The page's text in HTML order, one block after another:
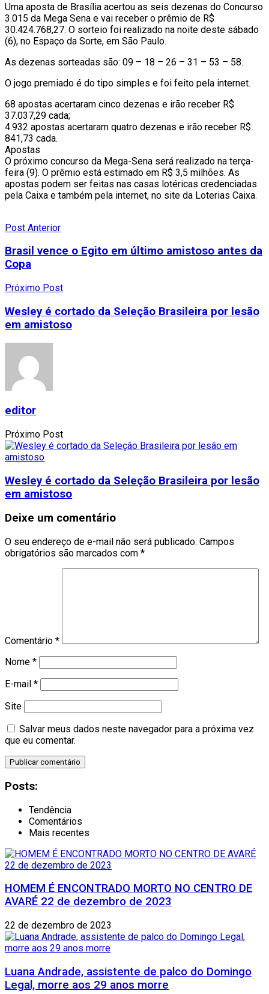
Uma aposta de Brasília acertou as seis dezenas do Concurso
3.015 da Mega Sena e vai receber o prêmio de R$
30.424.768,27. O sorteio foi realizado na noite deste sábado
(6), no Espaço da Sorte, em São Paulo.
As dezenas sorteadas são: 09 – 18 – 26 – 31 – 53 – 58.
O jogo premiado é do tipo simples e foi feito pela internet.
68 apostas acertaram cinco dezenas e irão receber R$
37.037,29 cada;
4.932 apostas acertaram quatro dezenas e irão receber R$
841,73 cada.
Apostas
O próximo concurso da Mega-Sena será realizado na terça-
feira (9). O prêmio está estimado em R$ 3,5 milhões. As
apostas podem ser feitas nas casas lotéricas credenciadas
pela Caixa e também pela internet, no site da Loterias Caixa.
Post Anterior
Brasil vence o Egito em último amistoso antes da
Copa
Próximo Post
Wesley é cortado da Seleção Brasileira por lesão
em amistoso
editor
Próximo Post
Wesley é cortado da Seleção Brasileira por lesão
em amistoso
Deixe um comentário
O seu endereço de e-mail não será publicado. Campos
obrigatórios são marcados com *
Comentário *
Nome *
E-mail *
Site
Salvar meus dados neste navegador para a próxima vez
que eu comentar.
Posts:
Tendência
Comentários
Mais recentes
HOMEM É ENCONTRADO MORTO NO CENTRO DE
AVARÉ 22 de dezembro de 2023
22 de dezembro de 2023
Luana Andrade, assistente de palco do Domingo
Legal, morre aos 29 anos morre